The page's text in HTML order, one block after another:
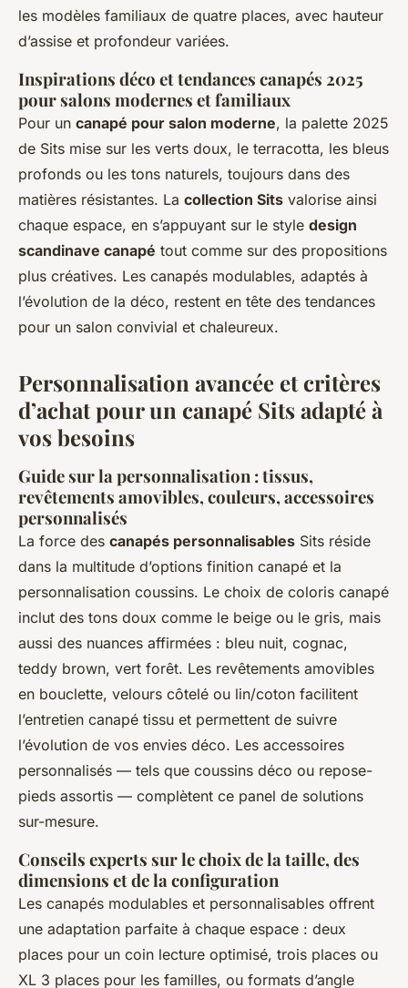
les modèles familiaux de quatre places, avec hauteur
d’assise et profondeur variées.
Inspirations déco et tendances canapés 2025
pour salons modernes et familiaux
Pour un canapé pour salon moderne, la palette 2025
de Sits mise sur les verts doux, le terracotta, les bleus
profonds ou les tons naturels, toujours dans des
matières résistantes. La collection Sits valorise ainsi
chaque espace, en s’appuyant sur le style design
scandinave canapé tout comme sur des propositions
plus créatives. Les canapés modulables, adaptés à
l’évolution de la déco, restent en tête des tendances
pour un salon convivial et chaleureux.
Personnalisation avancée et critères
d’achat pour un canapé Sits adapté à
vos besoins
Guide sur la personnalisation : tissus,
revêtements amovibles, couleurs, accessoires
personnalisés
La force des canapés personnalisables Sits réside
dans la multitude d’options finition canapé et la
personnalisation coussins. Le choix de coloris canapé
inclut des tons doux comme le beige ou le gris, mais
aussi des nuances affirmées : bleu nuit, cognac,
teddy brown, vert forêt. Les revêtements amovibles
en bouclette, velours côtelé ou lin/coton facilitent
l’entretien canapé tissu et permettent de suivre
l’évolution de vos envies déco. Les accessoires
personnalisés — tels que coussins déco ou repose-
pieds assortis — complètent ce panel de solutions
sur-mesure.
Conseils experts sur le choix de la taille, des
dimensions et de la configuration
Les canapés modulables et personnalisables offrent
une adaptation parfaite à chaque espace : deux
places pour un coin lecture optimisé, trois places ou
XL 3 places pour les familles, ou formats d’angle